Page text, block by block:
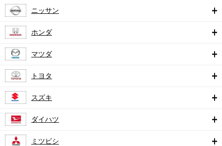
ニッサン
ホンダ
マツダ
トヨタ
スズキ
ダイハツ
ミツビシ